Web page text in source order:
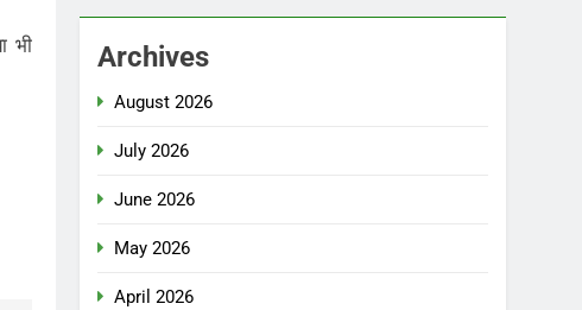
भी
Archives
August 2026
July 2026
June 2026
May 2026
April 2026